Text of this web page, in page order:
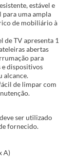
estável e
para uma ampla
de mobiliário à
de TV apresenta 1
abertas
para
e dispositivos
alcance.
de limpar com
ser utilizado
fornecido.
A)